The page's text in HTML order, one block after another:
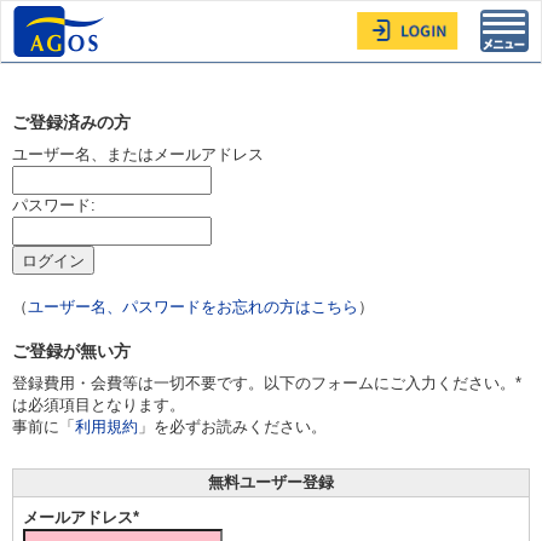
ご登録済みの方
ユーザー名、またはメールアドレス
パスワード:
（ユーザー名、パスワードをお忘れの方はこちら ）
ご登録が無い方
登録費用・会費等は一切不要です。以下のフォームにご入力ください。*
は必須項目となります。
事前に「 利用規約 」を必ずお読みください。
無料ユーザー登録
メールアドレス*